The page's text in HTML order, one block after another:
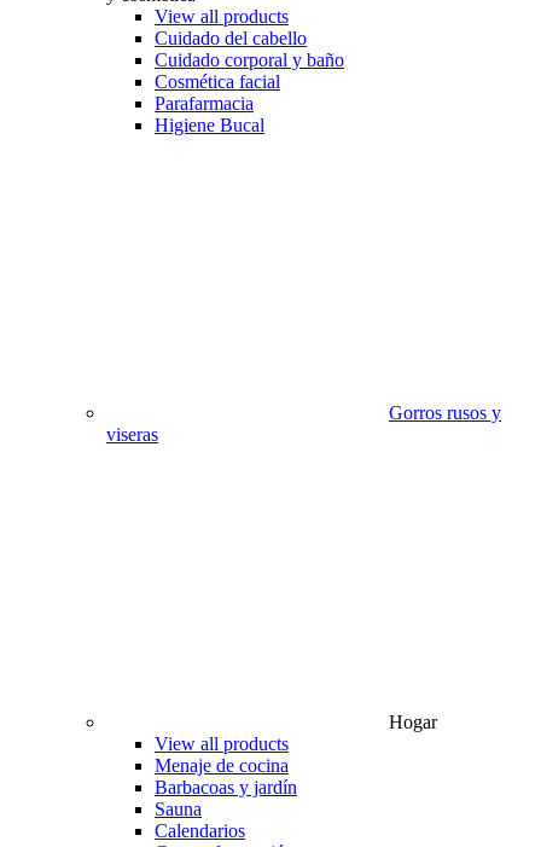
View all products
Cuidado del cabello
Cuidado corporal y baño
Cosmética facial
Parafarmacia
Higiene Bucal
Gorros rusos y
viseras
Hogar
View all products
Menaje de cocina
Barbacoas y jardín
Sauna
Calendarios